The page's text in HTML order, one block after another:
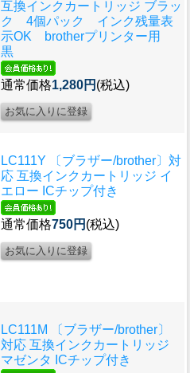
互換インクカートリッジ ブラッ
ク 4個パック インク残量表
示OK brotherプリンター用
黒
通常価格1,280円 (税込)
LC111Y 〔ブラザー/brother〕対
応 互換インクカートリッジ イ
エロー ICチップ付き
通常価格750円 (税込)
LC111M 〔ブラザー/brother〕
対応 互換インクカートリッジ
マゼンタ ICチップ付き